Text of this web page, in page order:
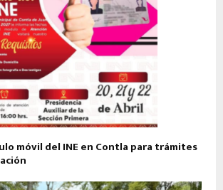
móvil del INE en Contla para trámites